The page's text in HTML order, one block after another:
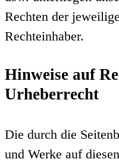
Rechten der
Rechteinhaber.
Hinweise auf
Urheberrecht
Die durch die
und Werke auf